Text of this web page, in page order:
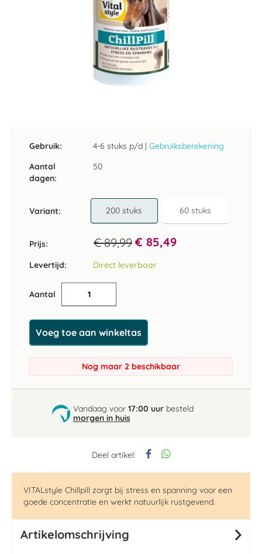
Deel artikel:
Gebruik: 4-6 stuks p/d | Gebruiksberekening
Aantal
dagen:
50
Variant 200 stuks 60 stuks
Prijs: € 89,99 € 85,49
Levertijd: Direct leverbaar
Aantal
Voeg toe aan winkeltas
Nog maar 2 beschikbaar
Vandaag voor 17:00 uurbesteld
morgen in huis
VITALstyle Chillpill zorgt bij stress en spanning voor een
goede concentratie en werkt natuurlijk rustgevend.
begin
afbeeldingen-
Artikelomschrijving